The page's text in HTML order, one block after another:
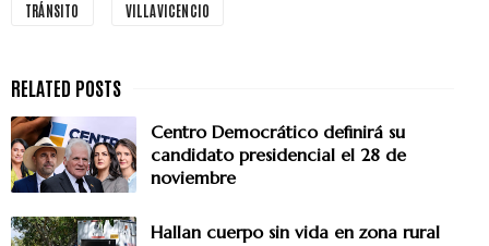
TRÁNSITO VILLAVICENCIO
Centro Democrático definirá su
candidato presidencial el 28 de
noviembre
Hallan cuerpo sin vida en zona rural